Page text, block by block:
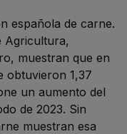
española de carne.
Agricultura,
muestran que en
obtuvieron 1,37
un aumento del
de 2023. Sin
muestran esa